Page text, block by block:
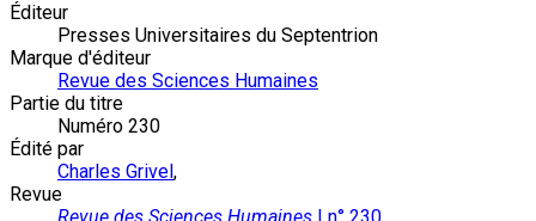
Éditeur
Presses Universitaires du Septentrion
Marque d'éditeur
Revue des Sciences Humaines
Partie du titre
Numéro 230
Édité par
Charles Grivel ,
Revue